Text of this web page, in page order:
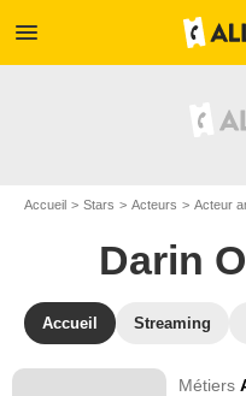
menu
Accueil Stars Acteurs Acteur
Darin
Accueil Streaming
Métiers